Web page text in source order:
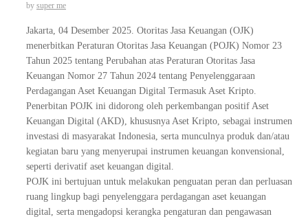
by super me
Jakarta, 04 Desember 2025. Otoritas Jasa Keuangan (OJK)
menerbitkan Peraturan Otoritas Jasa Keuangan (POJK) Nomor 23
Tahun 2025 tentang Perubahan atas Peraturan Otoritas Jasa
Keuangan Nomor 27 Tahun 2024 tentang Penyelenggaraan
Perdagangan Aset Keuangan Digital Termasuk Aset Kripto.
Penerbitan POJK ini didorong oleh perkembangan positif Aset
Keuangan Digital (AKD), khususnya Aset Kripto, sebagai instrumen
investasi di masyarakat Indonesia, serta munculnya produk dan/atau
kegiatan baru yang menyerupai instrumen keuangan konvensional,
seperti derivatif aset keuangan digital.
POJK ini bertujuan untuk melakukan penguatan peran dan perluasan
ruang lingkup bagi penyelenggara perdagangan aset keuangan
digital, serta mengadopsi kerangka pengaturan dan pengawasan